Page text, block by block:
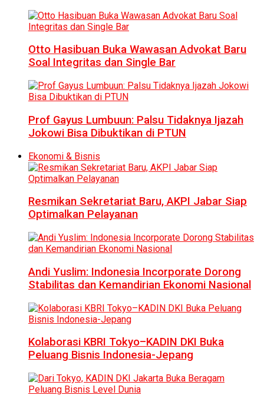
Otto Hasibuan Buka Wawasan Advokat Baru
Soal Integritas dan Single Bar
Prof Gayus Lumbuun: Palsu Tidaknya Ijazah
Jokowi Bisa Dibuktikan di PTUN
Ekonomi & Bisnis
Resmikan Sekretariat Baru, AKPI Jabar Siap
Optimalkan Pelayanan
Andi Yuslim: Indonesia Incorporate Dorong
Stabilitas dan Kemandirian Ekonomi Nasional
Kolaborasi KBRI Tokyo–KADIN DKI Buka
Peluang Bisnis Indonesia-Jepang